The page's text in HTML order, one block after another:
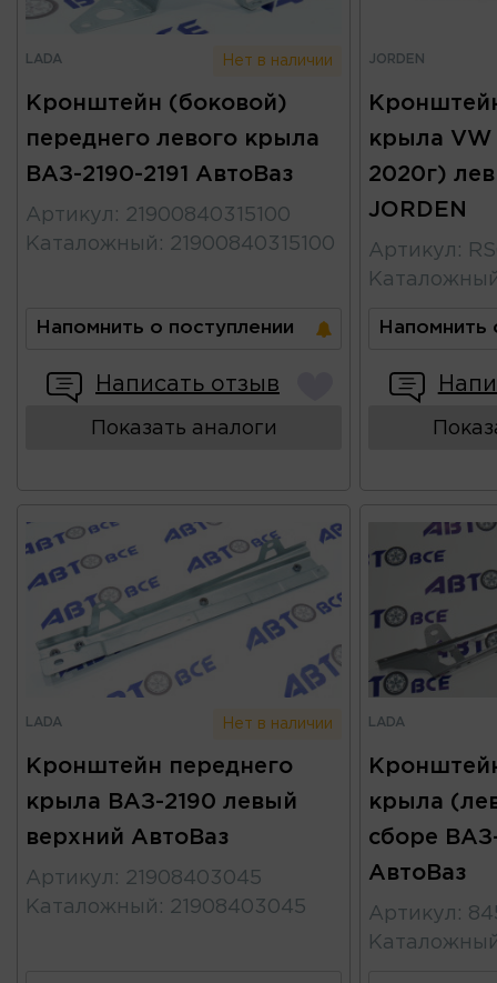
LADA Нет в наличии
Кронштейн (боковой)
переднего левого крыла
ВАЗ-2190-2191 АвтоВаз
Артикул : 21900840315100
Каталожный : 21900840315100
Напомнить о поступлении
Написать отзыв
Показать аналоги
JORDEN
крыла VW
2020г)
JORDEN
Артикул :
Напомнить
LADA Нет в наличии
Кронштейн переднего
крыла ВАЗ-2190 левый
верхний АвтоВаз
Артикул : 21908403045
Каталожный : 21908403045
LADA
крыла
сборе
АвтоВаз
Артикул :